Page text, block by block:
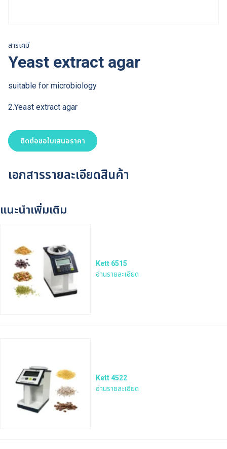
สารเคมี
Yeast extract agar
suitable for microbiology
2.Yeast extract agar
ติดต่อขอใบเสนอราคา
เอกสารรายละเอียดสินค้า
แนะนำเพิ่มเติม
Kett 6515
อ่านรายละเอียด
Kett 4522
อ่านรายละเอียด